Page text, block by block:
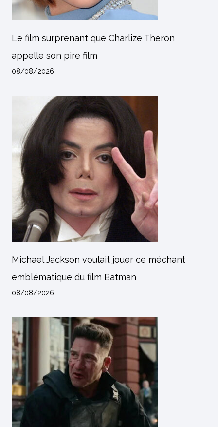
Le film surprenant que Charlize Theron
appelle son pire film
08/08/2026
Michael Jackson voulait jouer ce méchant
emblématique du film Batman
08/08/2026